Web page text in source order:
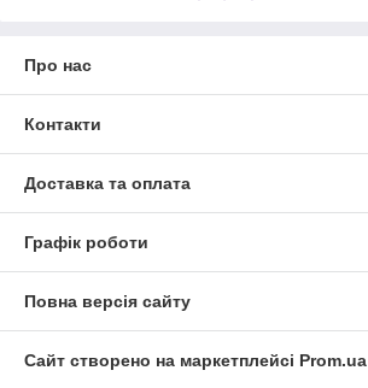
Про нас
Контакти
Доставка та оплата
Графік роботи
Повна версія сайту
Сайт створено на маркетплейсі Prom.ua